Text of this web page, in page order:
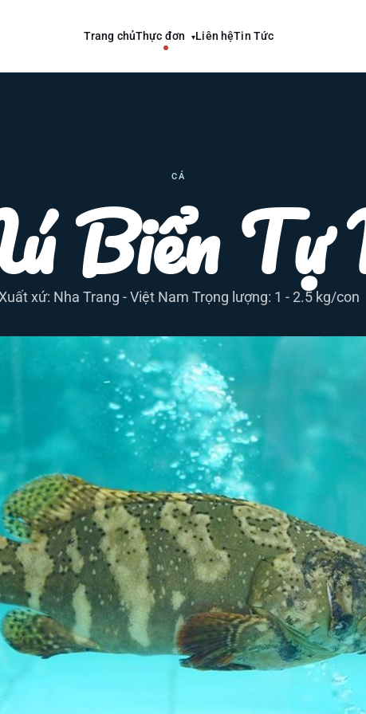
Trang chủThực đơn ▾Liên hệTin Tức
CÁ
Biển Tự
xứ: Nha Trang - Việt Nam Trọng lượng: 1 - 2.5 kg/con